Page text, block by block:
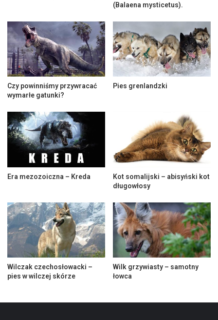
(Balaena mysticetus).
Czy powinniśmy przywracać
wymarłe gatunki?
Pies grenlandzki
Era mezozoiczna – Kreda
Kot somalijski – abisyński kot
długowłosy
Wilczak czechosłowacki –
pies w wilczej skórze
Wilk grzywiasty – samotny
łowca